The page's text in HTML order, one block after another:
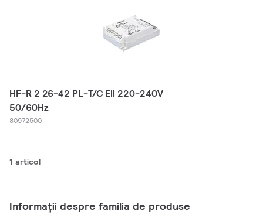
HF-R 2 26-42 PL-T/C EII 220-240V
50/60Hz
80972500
1 articol
Informații despre familia de produse